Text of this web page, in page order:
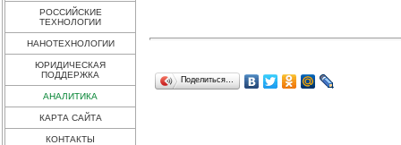
РОССИЙСКИЕ
ТЕХНОЛОГИИ
НАНОТЕХНОЛОГИИ
ЮРИДИЧЕСКАЯ
ПОДДЕРЖКА
АНАЛИТИКА
КАРТА САЙТА
КОНТАКТЫ
Поделиться…